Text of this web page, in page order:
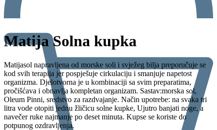
Matija Solna kupka
Matijasol napravljena od morske soli i svježeg bilja preporučuje se
kod svih terapija jer pospješuje cirkulaciju i smanjuje napetost
organizma. Djelotvorna je u kombinaciji sa svim preparatima,
pročišćava i obnavlja kompletan organizam. Sastav:morska sol,
Oleum Pinni, sredstvo za razdvajanje. Način upotrebe: na svaka tri
litra vode otopiti jednu žličicu solne kupke, Ujutro banjati noge, a
navečer ruke najmanje po deset minuta. Kupse se koriste do
potpunog ozdravljenja.